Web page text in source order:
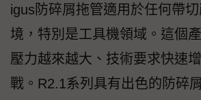
igus防碎屑拖管適用於任何帶
境，特別是工具機領域。這個
壓力越來越大、技術要求快速
戰。R2.1系列具有出色的防碎